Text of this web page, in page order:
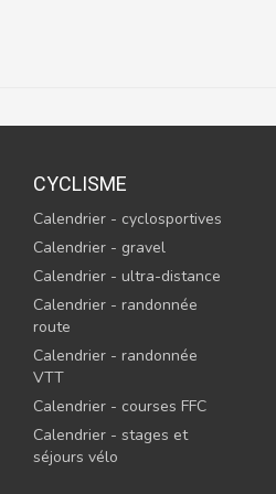
CYCLISME
Calendrier - cyclosportives
Calendrier - gravel
Calendrier - ultra-distance
Calendrier - randonnée
route
Calendrier - randonnée
VTT
Calendrier - courses FFC
Calendrier - stages et
séjours vélo